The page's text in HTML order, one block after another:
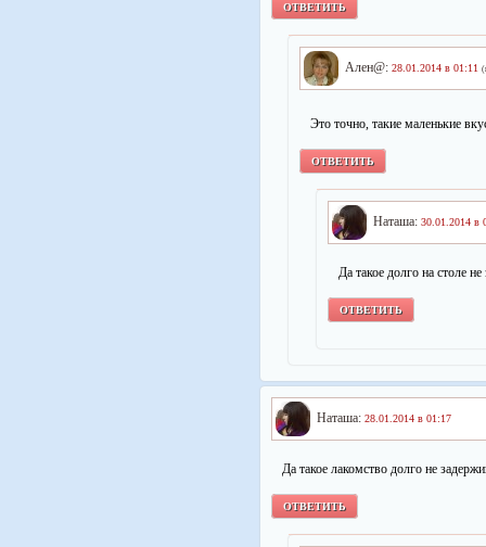
ОТВЕТИТЬ
Ален@: 28.01.2014 в 01:11
Это точно, такие маленькие
ОТВЕТИТЬ
Наташа: 30.01.2014 в
Да такое долго на столе
ОТВЕТИТЬ
Наташа: 28.01.2014 в 01:17
Да такое лакомство долго не
ОТВЕТИТЬ